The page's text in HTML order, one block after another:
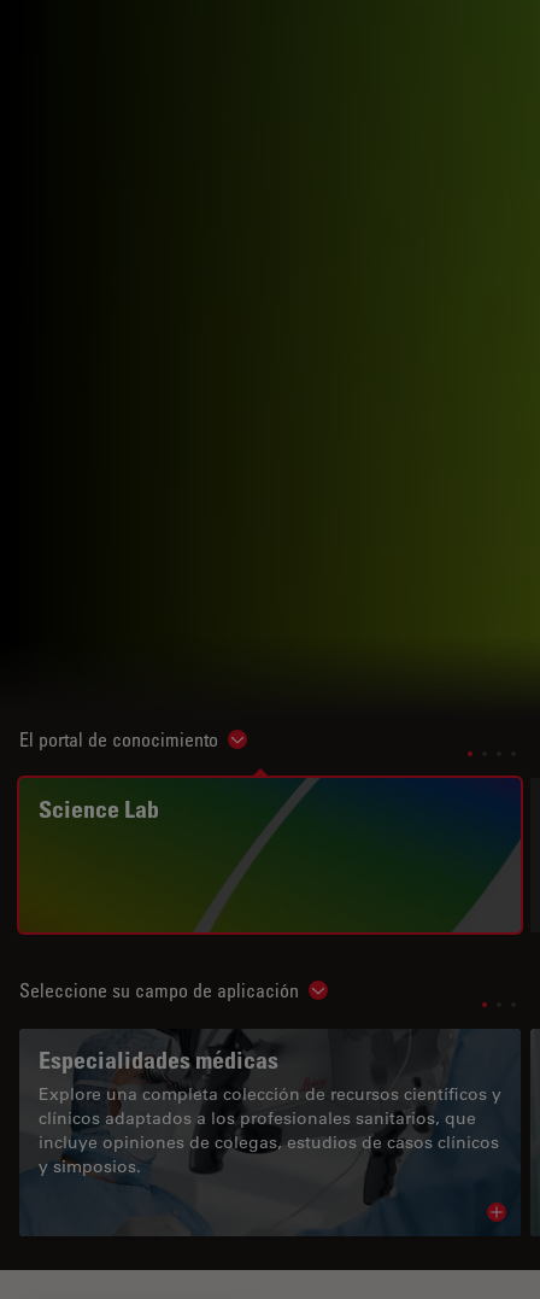
El portal de conocimiento Show subnavigation
Science Lab
Seleccione su campo de aplicación Show subnavigation
Especialidades médicas
Explore una completa colección de recursos científicos y
clínicos adaptados a los profesionales sanitarios, que
incluye opiniones de colegas, estudios de casos clínicos
y simposios.